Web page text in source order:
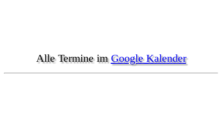
Alle Termine im Google Kalender